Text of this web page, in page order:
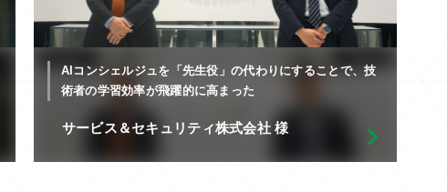
AIコンシェルジュを「先生役」の代わりにすることで、技
術者の学習効率が飛躍的に高まった
サービス＆セキュリティ株式会社 様